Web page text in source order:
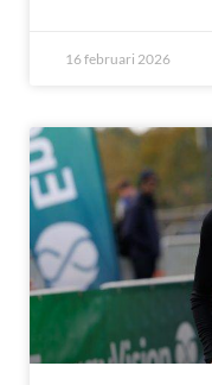
16 februari 2026